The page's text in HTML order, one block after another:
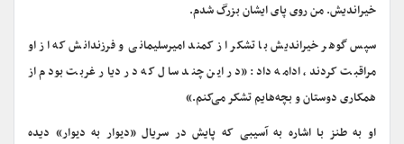
خیراندیش. من روی پای ایشان بزرگ شدم.
سپس گوهر خیراندیش با تشکر از کمند امیرسلیمانی و فرزندانش که از او
مراقبت کردند، ادامه داد: «در این چند سال که در دیار غربت بودم از
همکاری دوستان و بچه‌هایم تشکر می‌کنم.»
او به طنز با اشاره به آسیبی که پایش در سریال «دیوار به دیوار» دیده